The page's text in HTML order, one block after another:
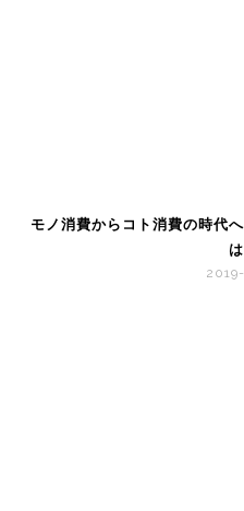
モノ消費からコト消費の時代